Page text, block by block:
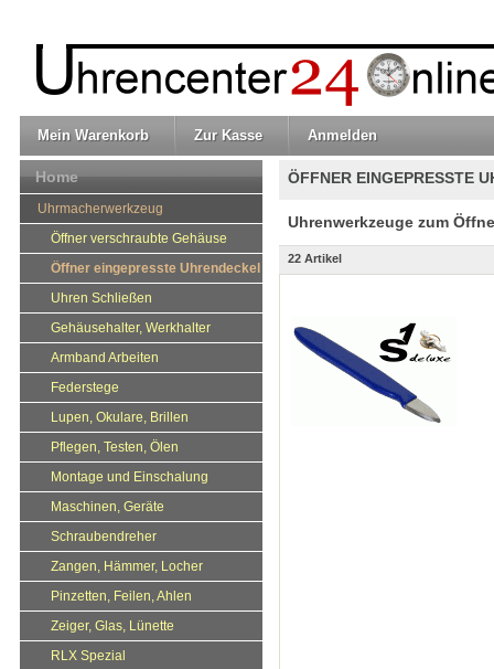
Mein Warenkorb Zur Kasse Anmelden
ÖFFNER EINGEPRESSTE
Uhrenwerkzeuge zum
22 Artikel
Home
Uhrmacherwerkzeug
Öffner verschraubte Gehäuse
Öffner eingepresste Uhrendeckel
Uhren Schließen
Gehäusehalter, Werkhalter
Armband Arbeiten
Federstege
Lupen, Okulare, Brillen
Pflegen, Testen, Ölen
Montage und Einschalung
Maschinen, Geräte
Schraubendreher
Zangen, Hämmer, Locher
Pinzetten, Feilen, Ahlen
Zeiger, Glas, Lünette
RLX Spezial